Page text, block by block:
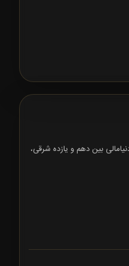
فاز 1، بلوار دنیامالی بین دهم و یازده شرقی،